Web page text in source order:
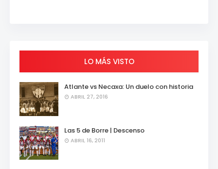
LO MÁS VISTO
Atlante vs Necaxa: Un duelo con historia
ABRIL 27, 2016
Las 5 de Borre | Descenso
ABRIL 16, 2011